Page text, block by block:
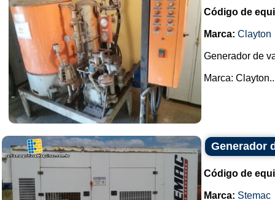
Código de
Marca: Clayton
Generador de
Marca:
Generador
Código de
Marca: Stemac